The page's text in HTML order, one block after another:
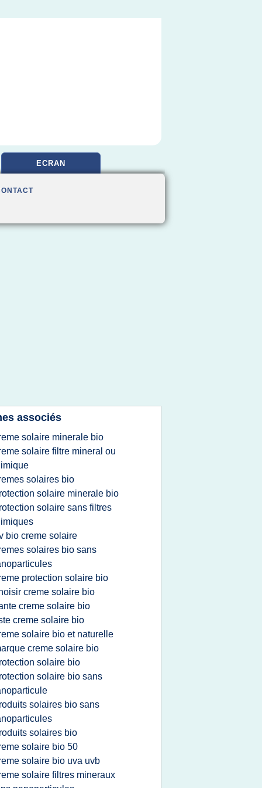
ECRAN
associés
solaire minerale bio
solaire filtre mineral ou
solaires bio
solaire minerale bio
solaire sans filtres
bio creme solaire
solaires bio sans
protection solaire bio
creme solaire bio
creme solaire bio
creme solaire bio
solaire bio et naturelle
creme solaire bio
solaire bio
solaire bio sans
solaires bio sans
solaires bio
solaire bio 50
solaire bio uva uvb
solaire filtres mineraux